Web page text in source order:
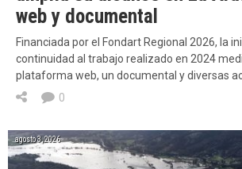
web y documental
Financiada por el Fondart Regional 2026, la
continuidad al trabajo realizado en 2024
plataforma web, un documental y diversas
0
agosto 3, 2026